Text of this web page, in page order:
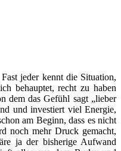
Fast jeder kennt die Situation,
behauptet, recht zu haben
dem das Gefühl sagt „lieber
und investiert viel Energie,
am Beginn, dass es nicht
noch mehr Druck gemacht,
ja der bisherige Aufwand